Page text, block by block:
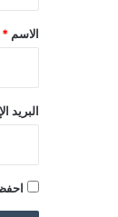
*
الاسم *
البريد